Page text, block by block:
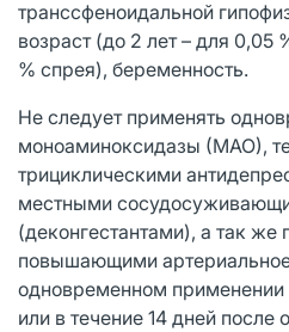
транссфеноидальной
возраст (до 2 лет – для 0,05
% спрея), беременность.
Не следует применять
моноаминоксидазы (МАО),
трициклическими
местными
(деконгестантами), а так же
повышающими
одновременном
или в течение 14 дней после